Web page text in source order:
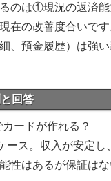
のは①現況の返済
在の改善度合いです
、預金履歴）は強い
回答
ードが作れる？
ース。収入が安定し
性はあるが保証はな